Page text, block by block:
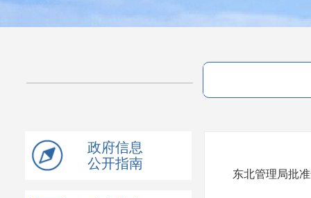
政府信息
公开指南
东北管理局批